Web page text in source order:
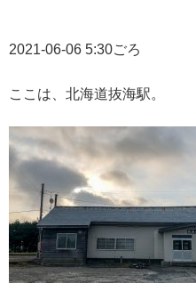
2021-06-06 5:30ごろ
ここは、北海道抜海駅。